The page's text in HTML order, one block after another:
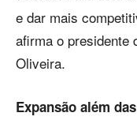
e dar mais
afirma o presidente
Oliveira.
Expansão além